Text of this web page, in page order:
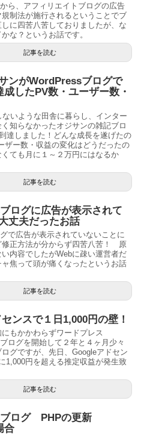
ら、アフィリエイトブログの広告
制法が施行されるということでブ
に四苦八苦しておりましたが、な
な？というお話です。
記事を読む
ンがWordPressブログで
成したPV数・ユーザー数・
いような田舎に暮らし、インター
知らなかったオジサンの雑記ブロ
達しました！どんな成長を遂げたの
ザー数・収益の変化はどうだったの
ても月に１～２万円にはなるか
記事を読む
ログに広告が表示されて
丈夫だったお話
で広告が表示されていないことに
修正方法が分からず四苦八苦！ 原
内容でしたがWebに疎い運営者だ
焦って頭が痛くなったというお話
記事を読む
ンスで１日1,000円の壁！
もかかわらずワードプレス
ブログを開始して２年と４ヶ月少々
グですが、先日、Googleアドセン
1,000円を超える推定収益が発生致
記事を読む
ログ PHPの更新
合